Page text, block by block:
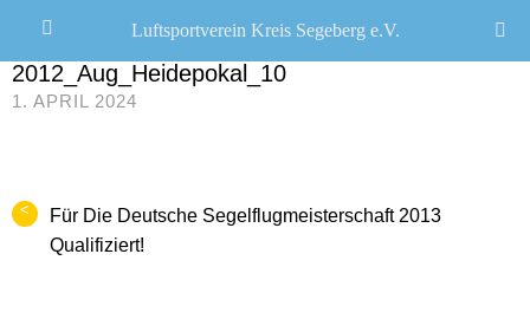
2012_Aug_Heidepokal_10
1. APRIL 2024
<
Für Die Deutsche Segelflugmeisterschaft 2013
Qualifiziert!
Luftsportverein Kreis Segeberg e.V.